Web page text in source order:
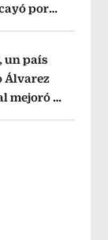
por
un país
Álvarez
mejoró la